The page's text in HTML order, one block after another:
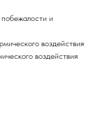
и
воздействия
воздействия